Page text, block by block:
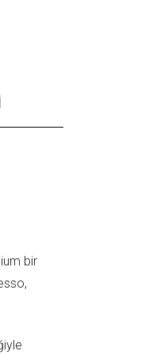
bir